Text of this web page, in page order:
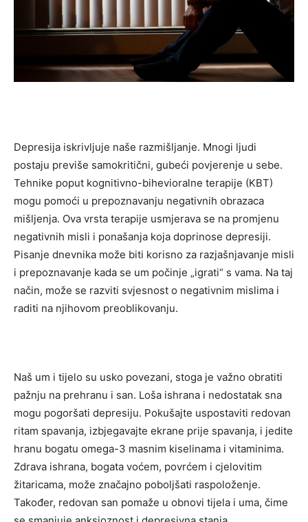
Depresija iskrivljuje naše razmišljanje. Mnogi ljudi
postaju previše samokritični, gubeći povjerenje u sebe.
Tehnike poput kognitivno-bihevioralne terapije (KBT)
mogu pomoći u prepoznavanju negativnih obrazaca
mišljenja. Ova vrsta terapije usmjerava se na promjenu
negativnih misli i ponašanja koja doprinose depresiji.
Pisanje dnevnika može biti korisno za razjašnjavanje misli
i prepoznavanje kada se um počinje „igrati“ s vama. Na taj
način, može se razviti svjesnost o negativnim mislima i
raditi na njihovom preoblikovanju.
Naš um i tijelo su usko povezani, stoga je važno obratiti
pažnju na prehranu i san. Loša ishrana i nedostatak sna
mogu pogoršati depresiju. Pokušajte uspostaviti redovan
ritam spavanja, izbjegavajte ekrane prije spavanja, i jedite
hranu bogatu omega-3 masnim kiselinama i vitaminima.
Zdrava ishrana, bogata voćem, povrćem i cjelovitim
žitaricama, može značajno poboljšati raspoloženje.
Također, redovan san pomaže u obnovi tijela i uma, čime